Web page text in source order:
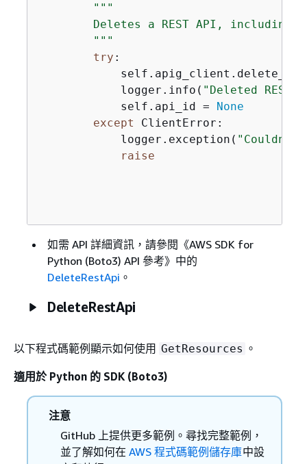
"""
Deletes a REST API, including
        """
try :
            logger.info(
"Deleted REST
            self.api_id =
None
except ClientError:
            logger.exception(
"Couldn't
raise
如需 API 詳細資訊，請參閱《AWS SDK for
Python (Boto3) API 參考》 中的
DeleteRestApi 。
DeleteRestApi
以下程式碼範例顯示如何使用 GetResources 。
適用於 Python 的 SDK (Boto3)
注意
GitHub 上提供更多範例。尋找完整範例，
並了解如何在 AWS 程式碼範例儲存庫中設